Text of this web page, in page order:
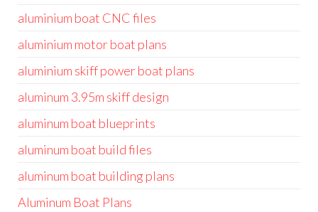
aluminium boat CNC files
aluminium motor boat plans
aluminium skiff power boat plans
aluminum 3.95m skiff design
aluminum boat blueprints
aluminum boat build files
aluminum boat building plans
Aluminum Boat Plans